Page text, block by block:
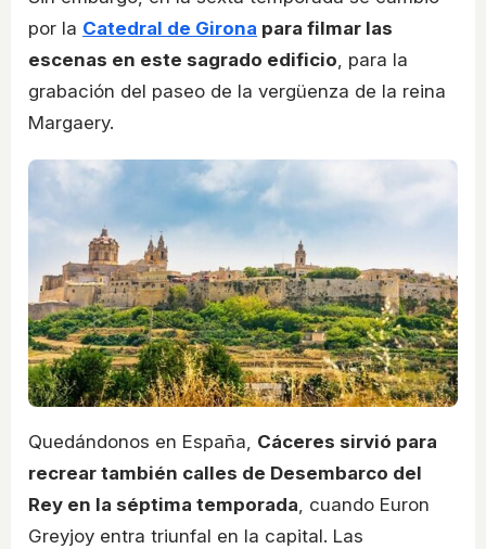
por la Catedral de Girona para filmar las
escenas en este sagrado edificio , para la
grabación del paseo de la vergüenza de la reina
Margaery.
Quedándonos en España, Cáceres sirvió para
recrear también calles de Desembarco del
Rey en la séptima temporada, cuando Euron
Greyjoy entra triunfal en la capital. Las